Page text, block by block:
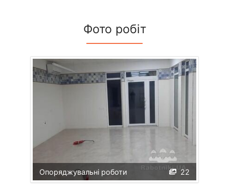
Фото робіт
22
Опоряджувальні роботи